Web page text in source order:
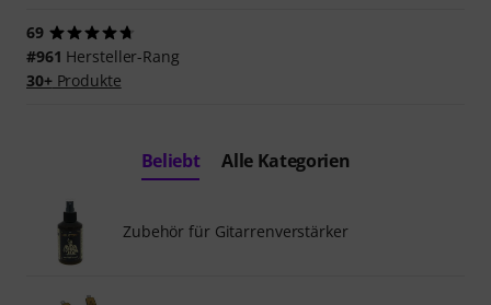
69
#961 Hersteller-Rang
30+Produkte
Beliebt Alle Kategorien
Zubehör für Gitarrenverstärker